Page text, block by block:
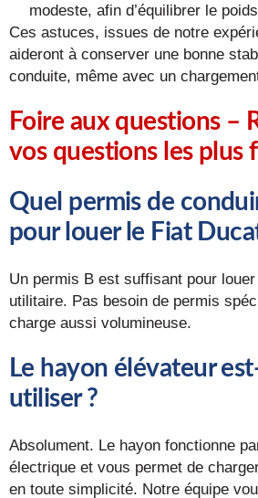
modeste, afin d’équilibrer le
Ces astuces, issues de notre
aideront à conserver une bonne
conduite, même avec un
Foire aux questions –
vos questions les plus
Quel permis de
pour louer le Fiat
Un permis B est suffisant pour
utilitaire. Pas besoin de permis
charge aussi volumineuse.
Le hayon élévateur
utiliser ?
Absolument. Le hayon fonctionne
électrique et vous permet de
en toute simplicité. Notre équipe